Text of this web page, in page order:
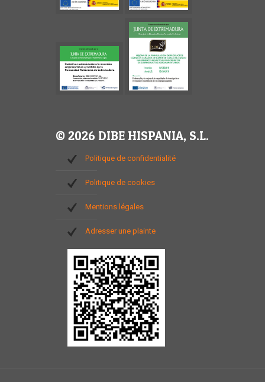
© 2026 DIBE HISPANIA, S.L.
Politique de confidentialité
Politique de cookies
Mentions légales
Adresser une plainte